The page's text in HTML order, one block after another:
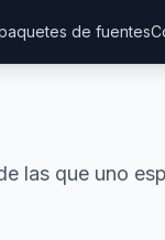
de fuentes
las que uno